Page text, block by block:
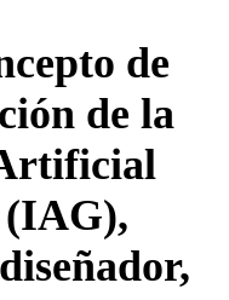
de
de la
(IAG),